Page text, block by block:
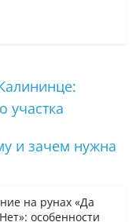
участка
и зачем нужна
на рунах «Да
особенности